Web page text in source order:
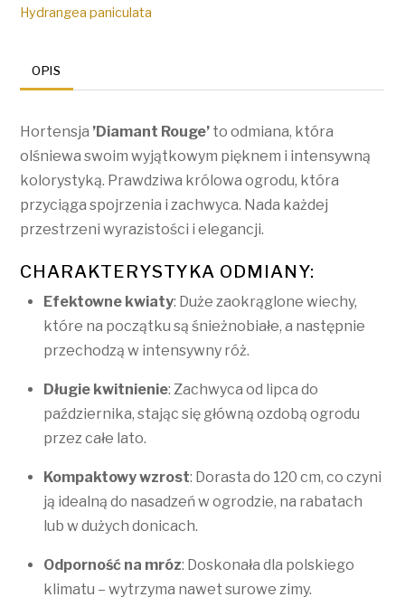
/Hydrangea paniculata
OPIS
Hortensja ’Diamant Rouge’ to odmiana, która
olśniewa swoim wyjątkowym pięknem i intensywną
kolorystyką. Prawdziwa królowa ogrodu, która
przyciąga spojrzenia i zachwyca. Nada każdej
przestrzeni wyrazistości i elegancji.
CHARAKTERYSTYKA ODMIANY:
Efektowne kwiaty: Duże zaokrąglone wiechy,
które na początku są śnieżnobiałe, a następnie
przechodzą w intensywny róż.
Długie kwitnienie: Zachwyca od lipca do
października, stając się główną ozdobą ogrodu
przez całe lato.
Kompaktowy wzrost: Dorasta do 120 cm, co czyni
ją idealną do nasadzeń w ogrodzie, na rabatach
lub w dużych donicach.
Odporność na mróz: Doskonała dla polskiego
klimatu – wytrzyma nawet surowe zimy.